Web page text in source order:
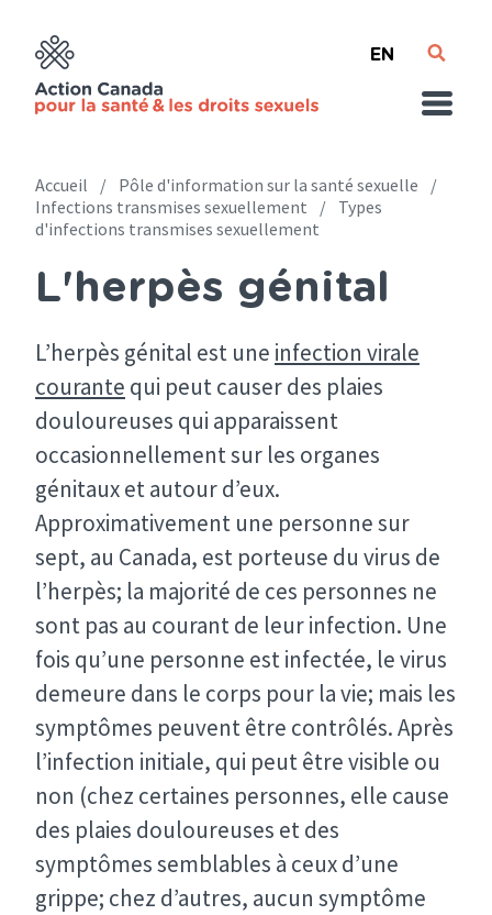
content
English
Breadcrumb
Accueil
Pôle d'information sur la santé sexuelle
Infections transmises sexuellement
Types
d'infections transmises sexuellement
L'herpès génital
L’herpès génital est une infection virale
courante qui peut causer des plaies
douloureuses qui apparaissent
occasionnellement sur les organes
génitaux et autour d’eux.
Approximativement une personne sur
sept, au Canada, est porteuse du virus de
l’herpès; la majorité de ces personnes ne
sont pas au courant de leur infection. Une
fois qu’une personne est infectée, le virus
demeure dans le corps pour la vie; mais les
symptômes peuvent être contrôlés. Après
l’infection initiale, qui peut être visible ou
non (chez certaines personnes, elle cause
des plaies douloureuses et des
symptômes semblables à ceux d’une
grippe; chez d’autres, aucun symptôme